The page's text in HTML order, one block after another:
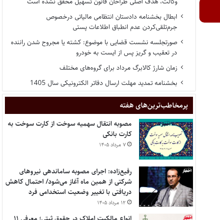
ابطال بخشنامه دادستان انتظامی مالیاتی درخصوص
جرم‌تلقی‌کردن عدم انطباق اطلاعات پستی
صورتجلسه نشست قضایی با موضوع: کشته یا مجروح شدن راننده
در تعقیب و گریز پس از ایست به خودرو
زمان شارژ کالابرگ مرداد برای گروه‌های مختلف
بخشنامه تمدید مهلت ارسال دفاتر الکترونیکی سال 1405
پر‌مخاطب‌ترین‌های هفته
مصوبه انتقال سهمیه سوخت از کارت سوخت به
کارت بانکی
۷ مرداد ۱۴۰۵
رفیع‌زاده: اجرای مصوبه ساماندهی نیروهای
شرکتی از همین ماه آغاز می‌شود/ احتمال کاهش
دریافتی با تغییر وضعیت استخدامی فرد
۱۲ مرداد ۱۴۰۵